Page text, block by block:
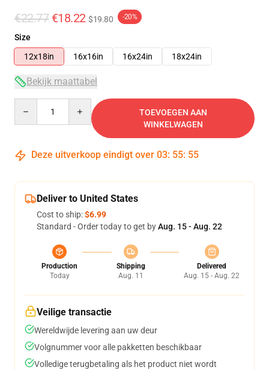
€22.77 €18.22 $19.80 -20%
Size
12x18in
16x16in 16x24in 18x24in
Bekijk maattabel
TOEVOEGEN AAN
WINKELWAGEN
Deze uitverkoop eindigt over 03: 55: 55
Deliver to United States
Cost to ship:$6.99
Standard - Order today to get byAug. 15 - Aug. 22
Production
Today
Shipping
Aug. 11
Delivered
Aug. 15 - Aug. 22
Veilige transactie
Wereldwijde levering aan uw deur
Volgnummer voor alle pakketten beschikbaar
Volledige terugbetaling als het product niet wordt